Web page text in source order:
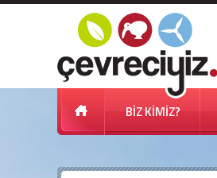
BİZ KİMİZ?